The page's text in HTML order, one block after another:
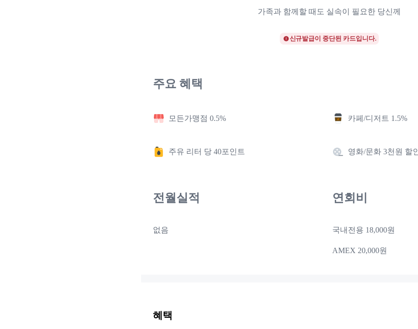
가족과 함께할 때도 실속이 필요한 당신께
신규발급이 중단된 카드입니다.
주요 혜택
모든가맹점 0.5% 카페/디저트 1.5%
주유 리터 당 40포인트 영화/문화 3천원 할인
전월실적
없음
연회비
국내전용 18,000원
AMEX 20,000원
혜택